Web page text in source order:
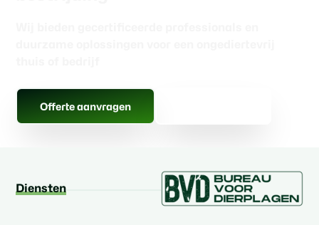
Offerte aanvragen
Diensten